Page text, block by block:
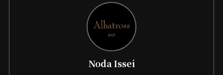
Noda Issei